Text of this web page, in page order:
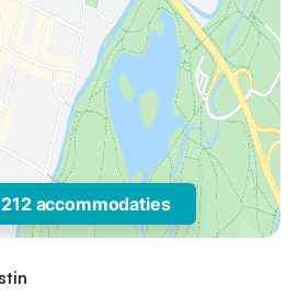
accommodaties